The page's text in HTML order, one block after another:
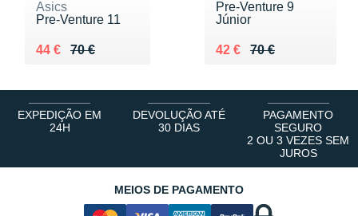
Asics
Pre-Venture 11
70 €
Au lieu de 70 €
44 €
Vendu 44 €
Pre-Venture 9
Júnior
70 €
Au lieu de 70 €
42 €
Vendu 42 €
EXPEDIÇÃO EM
24H
DEVOLUÇÃO ATÉ
30 DIAS
PAGAMENTO
SEGURO
2 OU 3 VEZES SEM
JUROS
MEIOS DE PAGAMENTO